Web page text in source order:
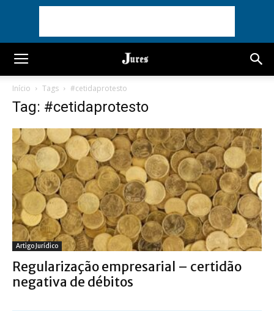
Início Tags #cetidaprotesto
Tag: #cetidaprotesto
Artigo Jurídico
Regularização empresarial – certidão
negativa de débitos